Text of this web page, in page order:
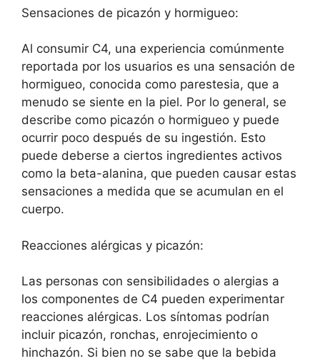
Sensaciones de picazón y hormigueo:
Al consumir C4, una experiencia comúnmente
reportada por los usuarios es una sensación de
hormigueo, conocida como parestesia, que a
menudo se siente en la piel. Por lo general, se
describe como picazón o hormigueo y puede
ocurrir poco después de su ingestión. Esto
puede deberse a ciertos ingredientes activos
como la beta-alanina, que pueden causar estas
sensaciones a medida que se acumulan en el
cuerpo.
Reacciones alérgicas y picazón:
Las personas con sensibilidades o alergias a
los componentes de C4 pueden experimentar
reacciones alérgicas. Los síntomas podrían
incluir picazón, ronchas, enrojecimiento o
hinchazón. Si bien no se sabe que la bebida